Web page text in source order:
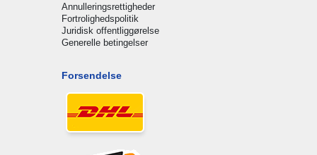
Annulleringsrettigheder
Fortrolighedspolitik
Juridisk offentliggørelse
Generelle betingelser
Forsendelse